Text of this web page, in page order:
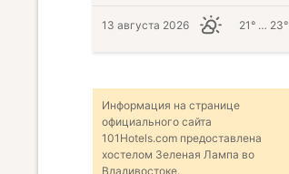
13 августа 2026 21° … 23°
Информация на странице
официального сайта
101Hotels.com предоставлена
хостелом Зеленая Лампа во
Владивостоке.